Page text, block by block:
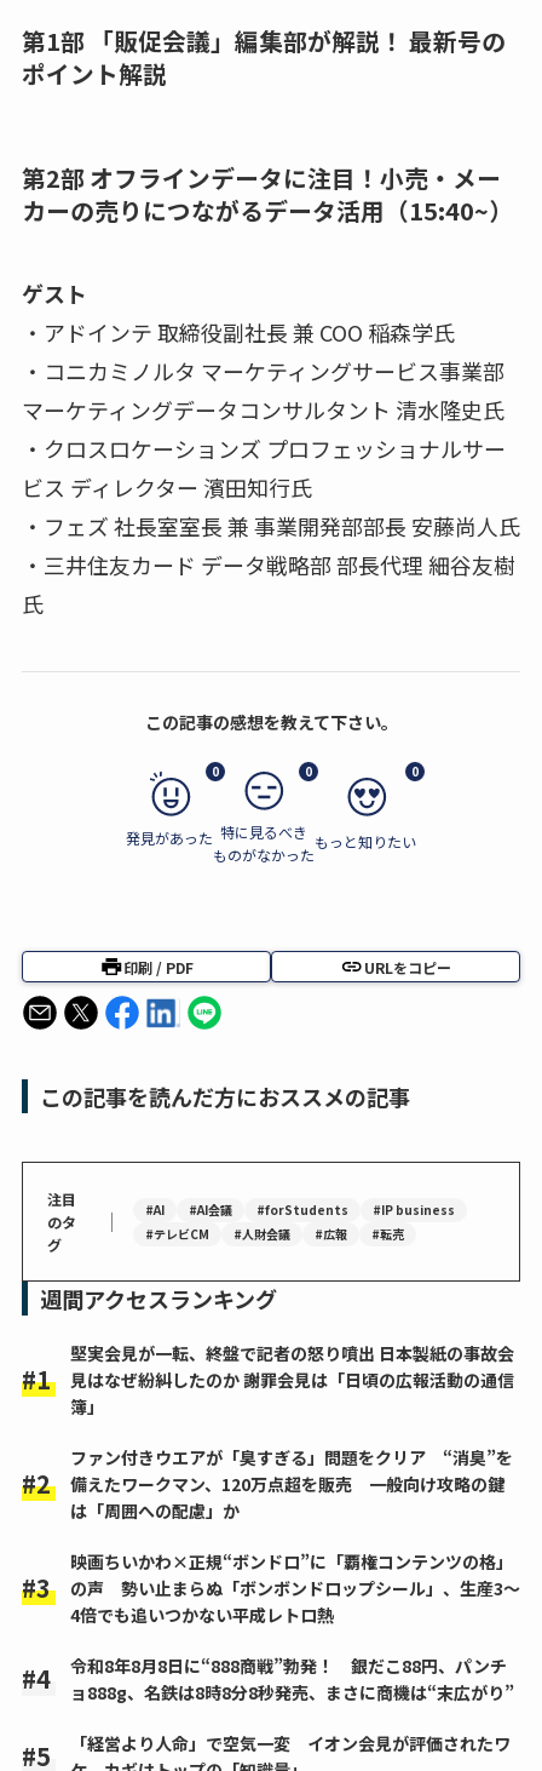
第1部 「販促会議」編集部が解説！ 最新号の
ポイント解説
第2部 オフラインデータに注目！小売・メー
カーの売りにつながるデータ活用（15:40~）
ゲスト
・アドインテ 取締役副社長 兼 COO 稲森学氏
・コニカミノルタ マーケティングサービス事業部
マーケティングデータコンサルタント 清水隆史氏
・クロスロケーションズ プロフェッショナルサー
ビス ディレクター 濱田知行氏
・フェズ 社長室室長 兼 事業開発部部長 安藤尚人氏
・三井住友カード データ戦略部 部長代理 細谷友樹
氏
この記事の感想を教えて下さい。
0
発見があった
0
特に見るべき
ものがなかった
0
もっと知りたい
印刷 / PDF URLをコピー
この記事を読んだ方におススメの記事
注目
のタ
グ
｜ #AI #AI会議 #forStudents
#IP business
#テレビCM
#人財会議 #広報 #転売
週間アクセスランキング
堅実会見が一転、終盤で記者の怒り噴出 日本製紙の事故会
見はなぜ紛糾したのか 謝罪会見は「日頃の広報活動の通信
簿」
ファン付きウエアが「臭すぎる」問題をクリア “消臭”を
備えたワークマン、120万点超を販売 一般向け攻略の鍵
は「周囲への配慮」か
映画ちいかわ×正規“ボンドロ”に「覇権コンテンツの格」
の声 勢い止まらぬ「ボンボンドロップシール」、生産3～
4倍でも追いつかない平成レトロ熱
令和8年8月8日に“888商戦”勃発！ 銀だこ88円、パンチ
ョ888g、名鉄は8時8分8秒発売、まさに商機は“末広がり”
「経営より人命」で空気一変 イオン会見が評価されたワ